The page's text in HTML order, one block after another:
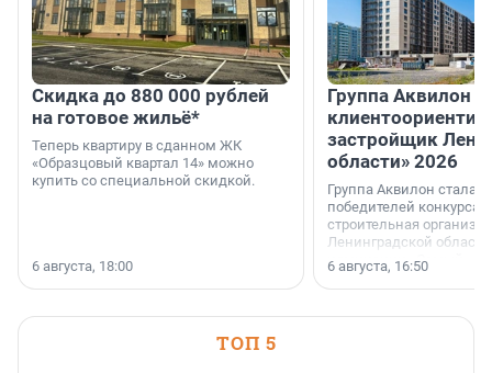
Скидка до 880 000 рублей
на готовое жильё*
Теперь квартиру в сданном ЖК
«Образцовый квартал 14» можно
купить со специальной скидкой.
6 августа, 18:00
Группа Аквилон
застройщик
области» 2026
Группа Аквилон стала
победителей конкурса
строительная
Ленинградской области
номинации «Самый
застройщик
области».
6 августа, 16:50
ТОП 5